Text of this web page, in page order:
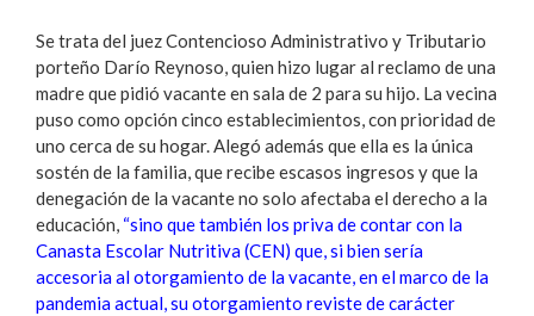
Se trata del juez Contencioso Administrativo y Tributario
porteño Darío Reynoso, quien hizo lugar al reclamo de una
madre que pidió vacante en sala de 2 para su hijo. La vecina
puso como opción cinco establecimientos, con prioridad de
uno cerca de su hogar. Alegó además que ella es la única
sostén de la familia, que recibe escasos ingresos y que la
denegación de la vacante no solo afectaba el derecho a la
educación, “sino que también los priva de contar con la
Canasta Escolar Nutritiva (CEN) que, si bien sería
accesoria al otorgamiento de la vacante, en el marco de la
pandemia actual, su otorgamiento reviste de carácter